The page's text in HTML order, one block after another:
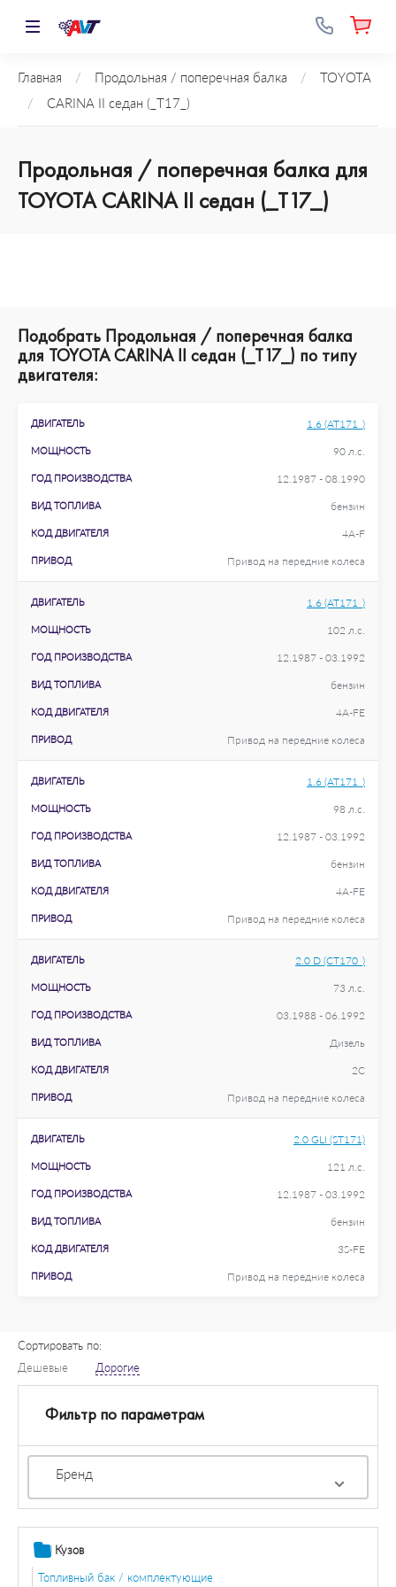
Главная / Продольная / поперечная балка /
TOYOTA
/
CARINA II седан (_T17_)
Продольная / поперечная балка для
TOYOTA CARINA II седан (_T17_)
Подобрать Продольная / поперечная балка
для TOYOTA CARINA II седан (_T17_) по типу
двигателя:
ДВИГАТЕЛЬ 1.6 (AT171_)
МОЩНОСТЬ 90 л.с.
ГОД ПРОИЗВОДСТВА 12.1987 - 08.1990
ВИД ТОПЛИВА бензин
КОД ДВИГАТЕЛЯ 4A-F
ПРИВОД Привод на передние колеса
ДВИГАТЕЛЬ 1.6 (AT171_)
МОЩНОСТЬ 102 л.с.
ГОД ПРОИЗВОДСТВА 12.1987 - 03.1992
ВИД ТОПЛИВА бензин
КОД ДВИГАТЕЛЯ 4A-FE
ПРИВОД Привод на передние колеса
ДВИГАТЕЛЬ 1.6 (AT171_)
МОЩНОСТЬ 98 л.с.
ГОД ПРОИЗВОДСТВА 12.1987 - 03.1992
ВИД ТОПЛИВА бензин
КОД ДВИГАТЕЛЯ 4A-FE
ПРИВОД Привод на передние колеса
ДВИГАТЕЛЬ 2.0 D (CT170_)
МОЩНОСТЬ 73 л.с.
ГОД ПРОИЗВОДСТВА 03.1988 - 06.1992
ВИД ТОПЛИВА Дизель
КОД ДВИГАТЕЛЯ 2C
ПРИВОД Привод на передние колеса
ДВИГАТЕЛЬ 2.0 GLI (ST171)
МОЩНОСТЬ 121 л.с.
ГОД ПРОИЗВОДСТВА 12.1987 - 03.1992
ВИД ТОПЛИВА бензин
КОД ДВИГАТЕЛЯ 3S-FE
ПРИВОД Привод на передние колеса
Сортировать по:
Дешевые
Дорогие
Фильтр по параметрам
Бренд
Кузов
Топливный бак / комплектующие